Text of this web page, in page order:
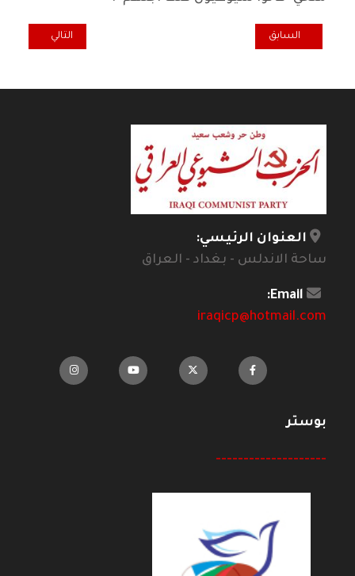
المقال السابق: محطات من تاريخ عراقي، في ذاكرة براغ
السابق المقال التالي:
التالي
العنوان الرئيسي:
ساحة الاندلس - بغداد - العراق
Email:
iraqicp@hotmail.com
بوستر
--------------------